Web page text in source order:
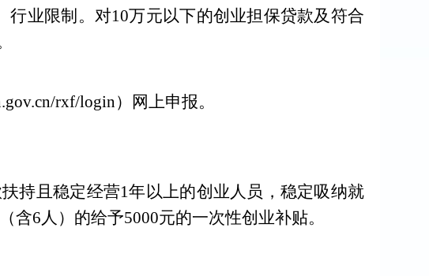
行业限制。对10万元以下的创业担保贷款及符合
rxf/login）网上申报。
持且稳定经营1年以上的创业人员，稳定吸纳就
含6人）的给予5000元的一次性创业补贴。